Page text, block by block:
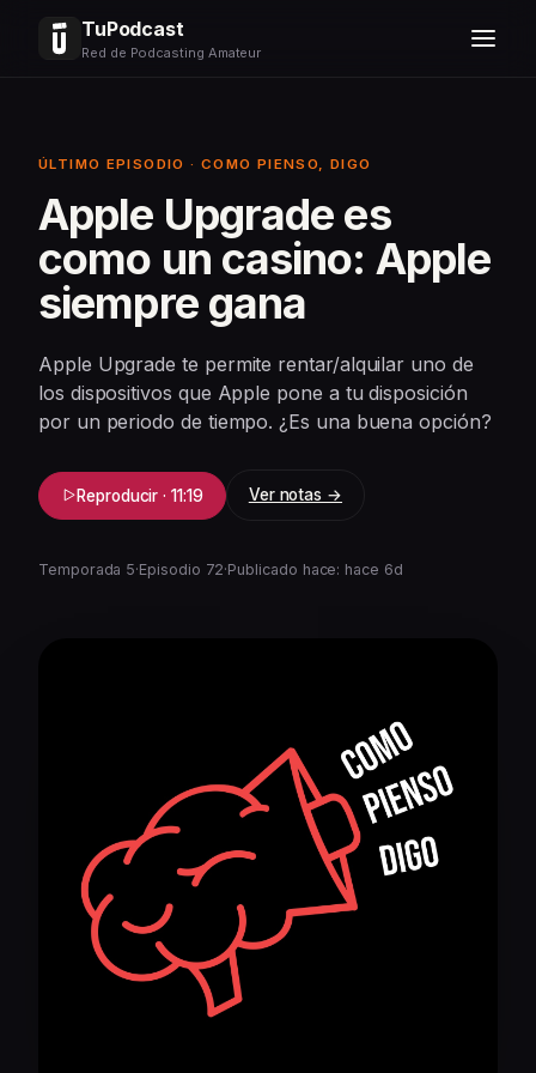
TuPodcast
Red de Podcasting Amateur
ÚLTIMO EPISODIO · COMO PIENSO, DIGO
Apple Upgrade es
como un casino: Apple
siempre gana
Apple Upgrade te permite rentar/alquilar uno de
los dispositivos que Apple pone a tu disposición
por un periodo de tiempo. ¿Es una buena opción?
Reproducir · 11:19 Ver notas →
Temporada 5·Episodio 72·Publicado hace: hace 6d